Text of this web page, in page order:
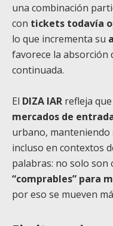
una combinación
con tickets todavía
lo que incrementa su
favorece la absorción
continuada.
El DIZA IAR refleja
mercados de
urbano, manteniendo
incluso en contextos
palabras: no solo son
“comprables” para
por eso se mueven